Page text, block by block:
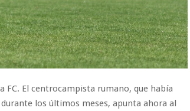
El centrocampista rumano, que había
los últimos meses, apunta ahora al